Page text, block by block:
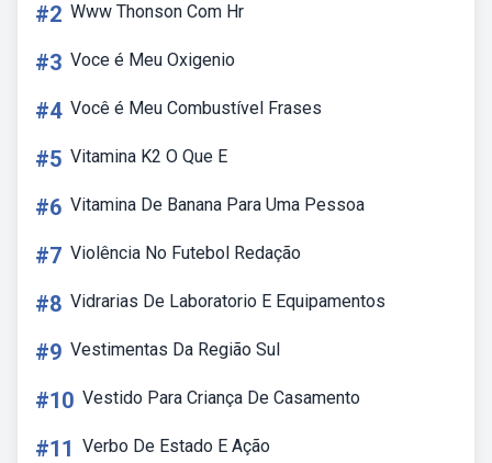
#2 Www Thonson Com Hr
#3 Voce é Meu Oxigenio
#4 Você é Meu Combustível Frases
#5 Vitamina K2 O Que E
#6 Vitamina De Banana Para Uma Pessoa
#7 Violência No Futebol Redação
#8 Vidrarias De Laboratorio E Equipamentos
#9 Vestimentas Da Região Sul
#10 Vestido Para Criança De Casamento
#11 Verbo De Estado E Ação